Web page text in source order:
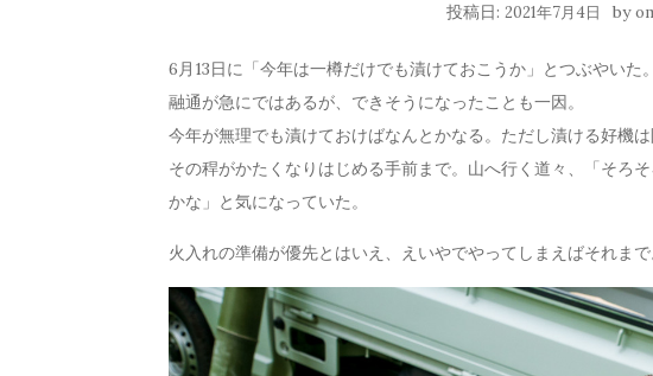
投稿日:2021年7月4日 by
6月13日に「今年は一樽だけでも漬けておこうか」とつぶやい
融通が急にではあるが、できそうになったことも一因。
今年が無理でも漬けておけばなんとかなる。ただし漬ける好機
その稈がかたくなりはじめる手前まで。山へ行く道々、「そろ
かな」と気になっていた。
火入れの準備が優先とはいえ、えいやでやってしまえばそれまで